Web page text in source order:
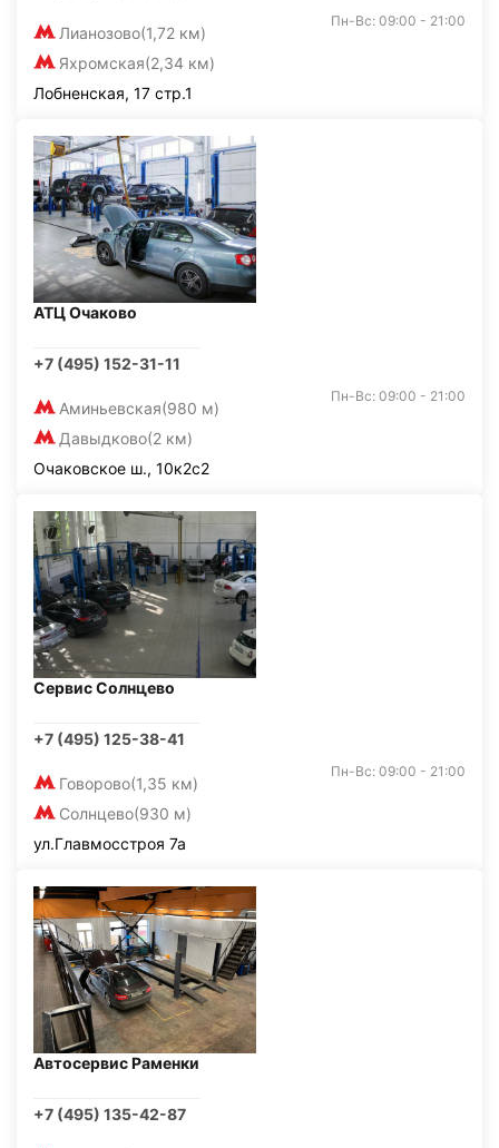
Лианозово(1,72 км)
Яхромская(2,34 км)
Пн-Вс: 09:00 - 21:00
Лобненская, 17 стр.1
АТЦ Очаково
+7 (495) 152-31-11
Аминьевская(980 м)
Давыдково(2 км)
Пн-Вс: 09:00 - 21:00
Очаковское ш., 10к2с2
Сервис Солнцево
+7 (495) 125-38-41
Говорово(1,35 км)
Солнцево(930 м)
Пн-Вс: 09:00 - 21:00
ул.Главмосстроя 7а
Автосервис Раменки
+7 (495) 135-42-87